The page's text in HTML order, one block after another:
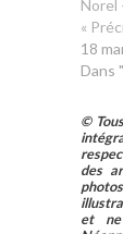
Norel
«
18
Dans
©
des
et ne